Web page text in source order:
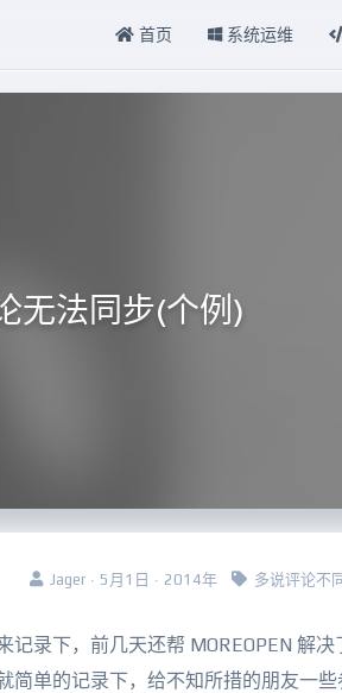
首页 系统运维
无法同步(个例)
Jager · 5月1日 · 2014年 多说评论不
录下，前几天还帮 MOREOPEN 解决
单的记录下，给不知所措的朋友一些